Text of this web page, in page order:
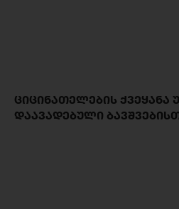
ᲪᲘᲪᲘᲜᲐᲗᲔᲚᲔᲑᲘᲡ ᲥᲕᲔᲧᲐᲜᲐ
ᲓᲐᲐᲕᲐᲓᲔᲑᲣᲚᲘ